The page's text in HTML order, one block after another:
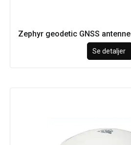
Zephyr geodetic GNSS antenne
Se detaljer